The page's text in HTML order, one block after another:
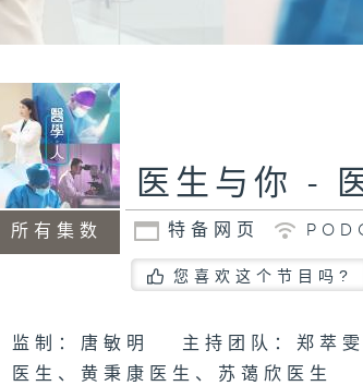
所有集数
医生与你 -
特备网页
您喜欢这个节目吗?
监制：唐敏明 主持团队：郑萃雯
医生、黄秉康医生、苏蔼欣医生